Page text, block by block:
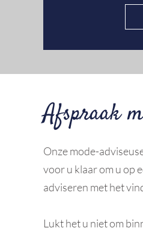
Afspraak
Onze mode-
voor u klaar om u op
adviseren met het
Lukt het u niet om